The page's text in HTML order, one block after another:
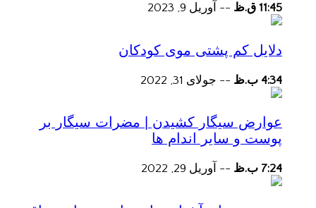
11:45 ق.ظ -- آوریل 9, 2023
دلایل کم پشتی موی کودکان
4:34 ب.ظ -- جولای 31, 2022
عوارض سیگار کشیدن | مضرات سیگار بر
پوست و سایر اندام ها
7:24 ب.ظ -- آوریل 29, 2022